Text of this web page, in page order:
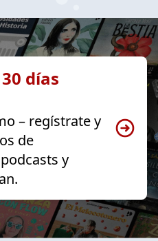
días
– regístrate y
de
y